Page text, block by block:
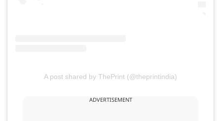
A post shared by ThePrint (@theprintindia)
ADVERTISEMENT